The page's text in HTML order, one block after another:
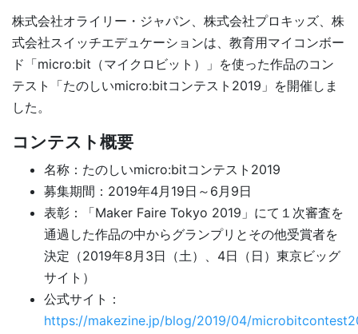
株式会社オライリー・ジャパン、株式会社プロキッズ、株
式会社スイッチエデュケーションは、教育用マイコンボー
ド「micro:bit（マイクロビット）」を使った作品のコン
テスト「たのしいmicro:bitコンテスト2019」を開催しま
した。
コンテスト概要
名称：たのしいmicro:bitコンテスト2019
募集期間：2019年4月19日～6月9日
表彰：「Maker Faire Tokyo 2019」にて１次審査を
通過した作品の中からグランプリとその他受賞者を
決定（2019年8月3日（土）、4日（日）東京ビッグ
サイト）
公式サイト：
https://makezine.jp/blog/2019/04/